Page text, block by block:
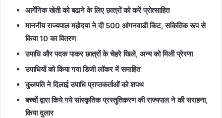
आर्गेनिक खेती को बढाने के लिए छात्रों को करें प्रोत्साहित
माननीय राज्यपाल महोदया ने दी 500 आंगनवाडी किट, सांकेतिक रूप से
किया 10 का वितरण
उपाधि और पदक पाकर छात्रों के चेहरे खिले, अन्य को मिली प्रेरणा
उपाधियों को किया गया डिजी लॉकर में समाहित
कुलपति ने दिलाई उपाधि प्राप्तकर्ताओं को शपथ
बच्चों द्वारा किये गये सांस्कृतिक प्रस्तुतिकरण की राज्यपाल ने की सराहना,
किया दुलार